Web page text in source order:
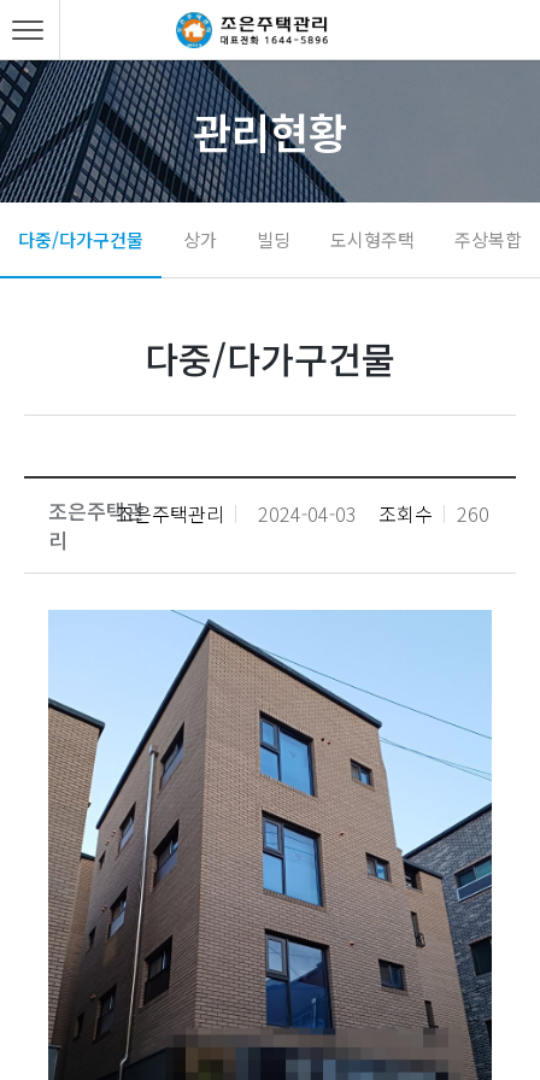
관리현황
다중/다가구건물 상가 빌딩 도시형주택 주상복합
다중/다가구건물
조은주택관
리
조은주택관리 2024-04-03 조회수 260